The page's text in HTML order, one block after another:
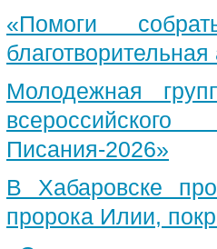
«Помоги
Молодежная
Писания-2026»
В Хабаровске
пророка Илии,